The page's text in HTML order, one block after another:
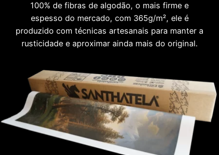
100% de fibras de algodão, o mais firme e
espesso do mercado, com 365g/m², ele é
produzido com técnicas artesanais para manter a
rusticidade e aproximar ainda mais do original.